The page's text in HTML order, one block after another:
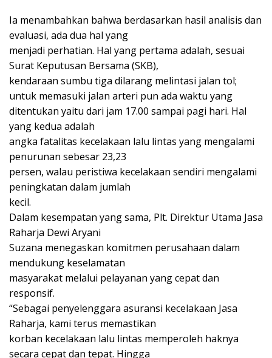
Ia menambahkan bahwa berdasarkan hasil analisis dan
evaluasi, ada dua hal yang
menjadi perhatian. Hal yang pertama adalah, sesuai
Surat Keputusan Bersama (SKB),
kendaraan sumbu tiga dilarang melintasi jalan tol;
untuk memasuki jalan arteri pun ada waktu yang
ditentukan yaitu dari jam 17.00 sampai pagi hari. Hal
yang kedua adalah
angka fatalitas kecelakaan lalu lintas yang mengalami
penurunan sebesar 23,23
persen, walau peristiwa kecelakaan sendiri mengalami
peningkatan dalam jumlah
kecil.
Dalam kesempatan yang sama, Plt. Direktur Utama Jasa
Raharja Dewi Aryani
Suzana menegaskan komitmen perusahaan dalam
mendukung keselamatan
masyarakat melalui pelayanan yang cepat dan
responsif.
“Sebagai penyelenggara asuransi kecelakaan Jasa
Raharja, kami terus memastikan
korban kecelakaan lalu lintas memperoleh haknya
secara cepat dan tepat. Hingga